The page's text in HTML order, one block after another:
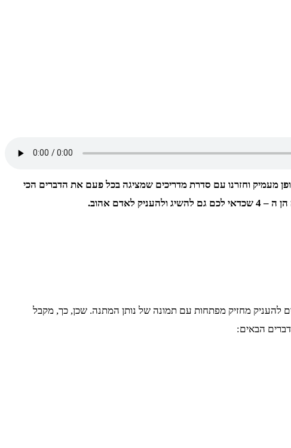
מעמיק וחזרנו עם סדרת מדריכים שמציגה בכל פעם את הדברים הכי
אהוב.
להעניק מחזיק מפתחות עם תמונה של נותן המתנה. שכן, כך, מקבל
הבאים: